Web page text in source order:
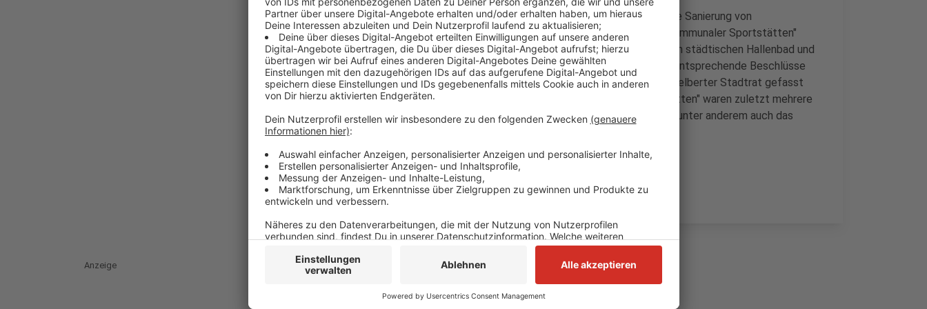
Der Deutsche Bundestag hat insgesamt 250 Millionen Euro für die Sanierung von
Schwimmbädern im Rahmen des Bundesprogramms "Sanierung kommunaler Sportstätten"
bereitgestellt. An dem Programm wollen die Stadt Haan mit ihrem städtischen Hallenbad und
die Stadt Velbert mit dem Panoramabad in Neviges teilnehmen. Entsprechende Beschlüsse
sollen heute (01.06.) im Haaner Stadtrat und morgen (02.06.) im Velberter Stadtrat gefasst
werden. Beim Bundesprogramm "Sanierung kommunaler Sportstätten" waren zuletzt mehrere
Projekte aus dem Kreis Mettmann nicht berücksichtigt worden - unter anderem auch das
Anzeige
Anzeige